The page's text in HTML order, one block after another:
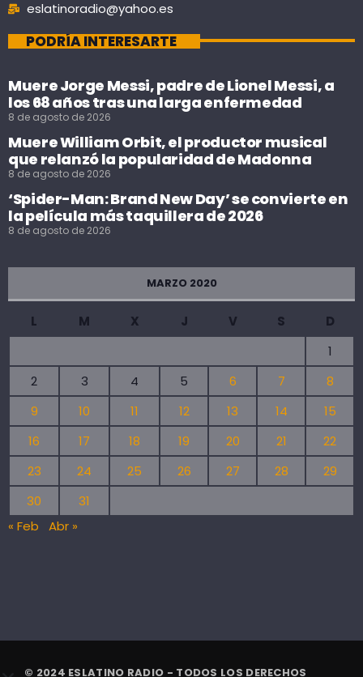
eslatinoradio@yahoo.es
PODRÍA INTERESARTE
Muere Jorge Messi, padre de Lionel Messi, a
los 68 años tras una larga enfermedad
8 de agosto de 2026
Muere William Orbit, el productor musical
que relanzó la popularidad de Madonna
8 de agosto de 2026
‘Spider-Man: Brand New Day’ se convierte en
la película más taquillera de 2026
8 de agosto de 2026
MARZO 2020
L M X J V S
D
1
2
3 4 5 6 7
8
9
10 11 12 13 14
15
16
17 18 19 20 21
22
23
24 25 26 27 28
29
30
31
« Feb
Abr »
© 2024 ESLATINO RADIO - TODOS LOS DERECHOS